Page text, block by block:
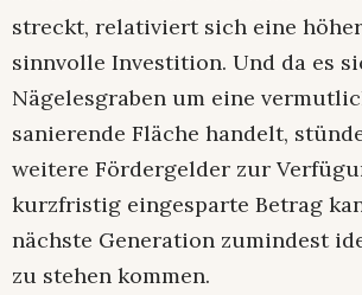
streckt, relativiert sich eine
sinnvolle Investition. Und da es
Nägelesgraben um eine
sanierende Fläche handelt,
weitere Fördergelder zur
kurzfristig eingesparte Betrag
nächste Generation zumindest
zu stehen kommen.